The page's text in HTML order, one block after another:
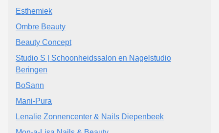
Esthemiek
Ombre Beauty
Beauty Concept
Studio S | Schoonheidssalon en Nagelstudio
Beringen
BoSann
Mani-Pura
Lenalie Zonnencenter & Nails Diepenbeek